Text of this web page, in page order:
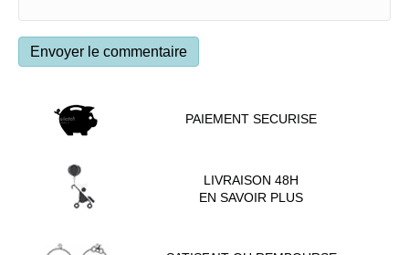
PAIEMENT SECURISE
LIVRAISON 48H
EN SAVOIR PLUS